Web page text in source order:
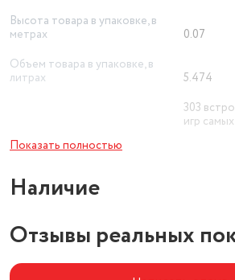
Высота товара в упаковке, в
метрах
0.07
Объем товара в упаковке, в
литрах
5.474
303
игр
Показать полностью
Наличие
Отзывы реальных